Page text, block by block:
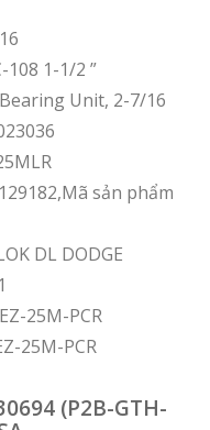
108 1-1/2 ”
Unit, 2-7/16
sản phẩm
DL DODGE
25M-PCR
25M-PCR
(P2B-GTH-